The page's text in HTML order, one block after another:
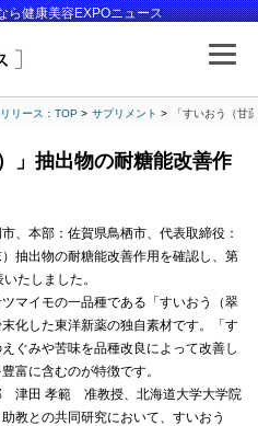
ら健康美容EXPOニュース
リリース：TOP サプリメント 「すいおう（甘
」抽出物の耐糖能改善作
、本部：佐賀県鳥栖市、代表取締役：
抽出物の耐糖能改善作用を確認し、第
たしました。
マイモの一品種である「すいおう（翠
化した東洋新薬の独自素材です。「す
ぐみや苦味を品種改良によって改善し
富に含むのが特徴です。
津田 孝範 准教授、北海道大学大学院
教との共同研究において、すいおう